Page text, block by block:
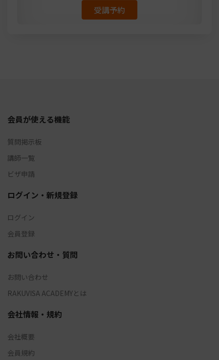
受講予約
会員が使える機能
質問掲示板
講師一覧
ビザ申請
ログイン・新規登録
ログイン
会員登録
お問い合わせ・質問
お問い合わせ
RAKUVISA ACADEMYとは
会社情報・規約
会社概要
会員規約